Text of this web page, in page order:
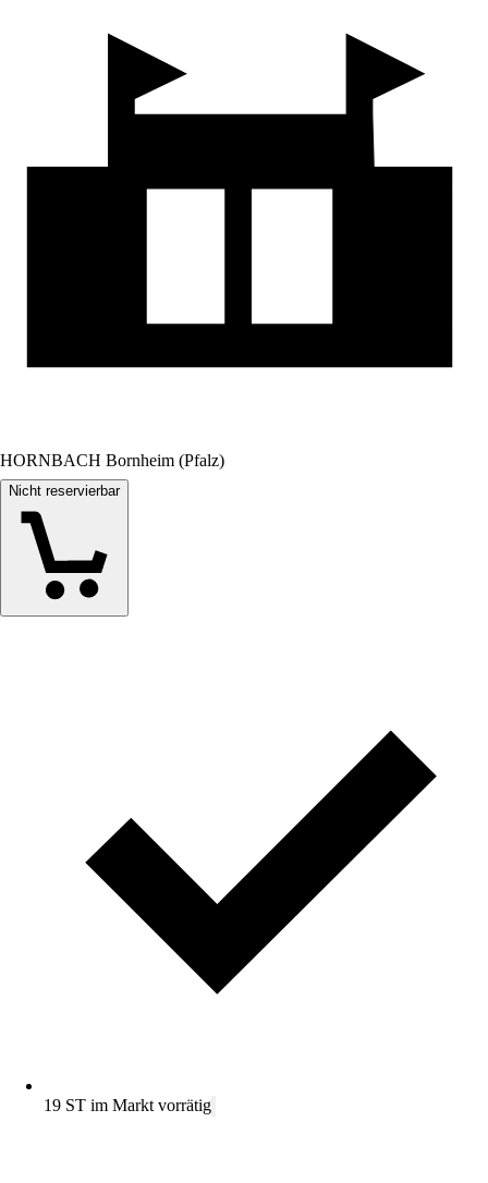
HORNBACH Bornheim (Pfalz)
Nicht reservierbar
19 ST im Markt vorrätig